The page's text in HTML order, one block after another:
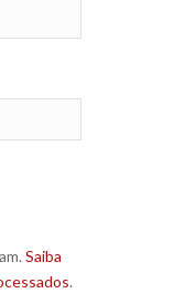
Saiba
.